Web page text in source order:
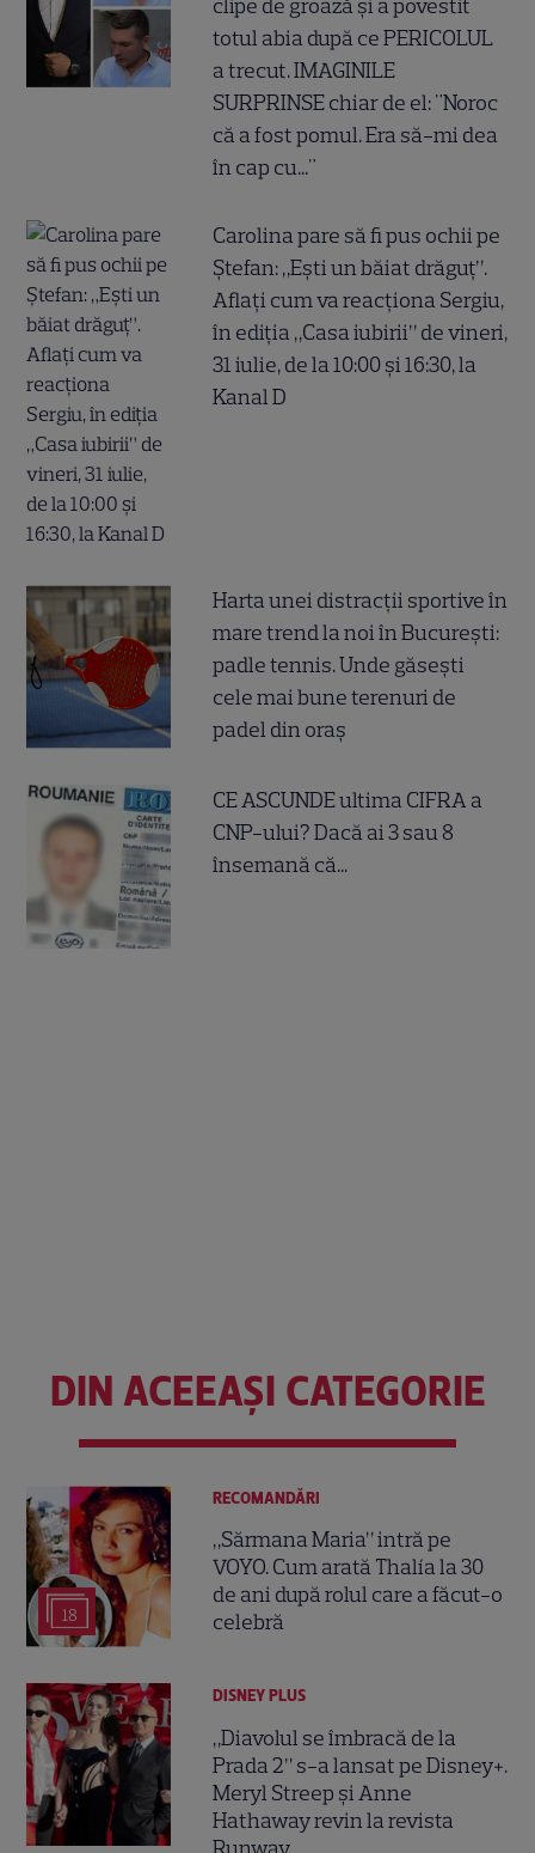
clipe de groază și a povestit
totul abia după ce PERICOLUL
a trecut. IMAGINILE
SURPRINSE chiar de el: "Noroc
că a fost pomul. Era să-mi dea
în cap cu..."
Carolina pare să fi pus ochii pe
Ștefan: „Ești un băiat drăguț”.
Aflați cum va reacționa Sergiu,
în ediția „Casa iubirii” de vineri,
31 iulie, de la 10:00 și 16:30, la
Kanal D
Harta unei distracții sportive în
mare trend la noi în București:
padle tennis. Unde găsești
cele mai bune terenuri de
padel din oraș
CE ASCUNDE ultima CIFRA a
CNP-ului? Dacă ai 3 sau 8
însemană că...
DIN ACEEAȘI CATEGORIE
18
RECOMANDĂRI
„Sărmana Maria” intră pe
VOYO. Cum arată Thalía la 30
de ani după rolul care a făcut-o
celebră
DISNEY PLUS
„Diavolul se îmbracă de la
Prada 2” s-a lansat pe Disney+.
Meryl Streep și Anne
Hathaway revin la revista